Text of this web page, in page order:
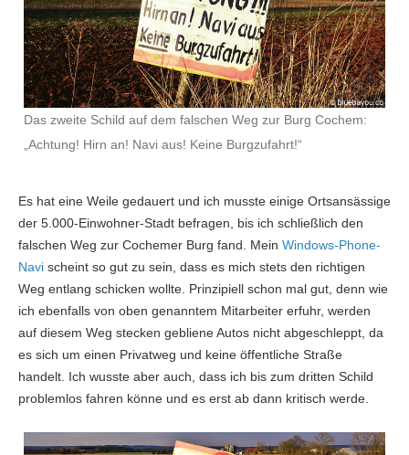
Das zweite Schild auf dem falschen Weg zur Burg Cochem:
„Achtung! Hirn an! Navi aus! Keine Burgzufahrt!“
Es hat eine Weile gedauert und ich musste einige Ortsansässige
der 5.000-Einwohner-Stadt befragen, bis ich schließlich den
falschen Weg zur Cochemer Burg fand. Mein Windows-Phone-
Navi scheint so gut zu sein, dass es mich stets den richtigen
Weg entlang schicken wollte. Prinzipiell schon mal gut, denn wie
ich ebenfalls von oben genanntem Mitarbeiter erfuhr, werden
auf diesem Weg stecken gebliene Autos nicht abgeschleppt, da
es sich um einen Privatweg und keine öffentliche Straße
handelt. Ich wusste aber auch, dass ich bis zum dritten Schild
problemlos fahren könne und es erst ab dann kritisch werde.